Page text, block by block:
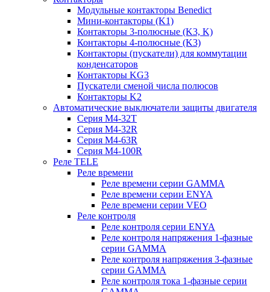
Модульные контакторы Benedict
Мини-контакторы (K1)
Контакторы 3-полюсные (K3, K)
Контакторы 4-полюсные (K3)
Контакторы (пускатели) для коммутации
конденсаторов
Контакторы KG3
Пускатели сменой числа полюсов
Контакторы K2
Автоматические выключатели защиты двигателя
Серия M4-32T
Серия M4-32R
Серия M4-63R
Серия M4-100R
Реле TELE
Реле времени
Реле времени серии GAMMA
Реле времени серии ENYA
Реле времени серии VEO
Реле контроля
Реле контроля серии ENYA
Реле контроля напряжения 1-фазные
серии GAMMA
Реле контроля напряжения 3-фазные
серии GAMMA
Реле контроля тока 1-фазные серии